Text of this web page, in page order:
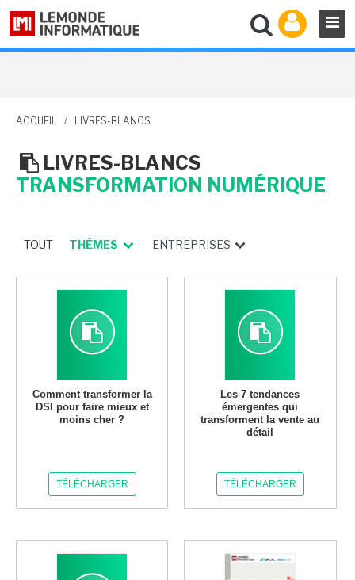
ACCUEIL / LIVRES-BLANCS
LIVRES-BLANCS
TRANSFORMATION NUMÉRIQUE
TOUT THÈMES ENTREPRISES
Comment transformer la
DSI pour faire mieux et
moins cher ?
TÉLÉCHARGER
Les 7 tendances
émergentes qui
transforment la vente au
détail
TÉLÉCHARGER